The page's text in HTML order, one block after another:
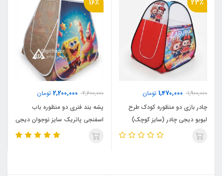
23٪
1,900,000
1,470,000 تومان
چادر بازی دو منظوره کودک طرح
لبوبو دیجی چادر (سایز کوچک)
16٪
2,600,000
2,200,000 تومان
پشه بند فنری دو منظوره باب
اسفنجی پاتریک سایز نوجوان دیجی
چادر